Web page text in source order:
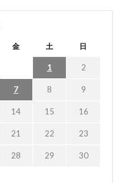
金 土 日
1 2
7 8 9
14 15 16
21 22 23
28 29 30